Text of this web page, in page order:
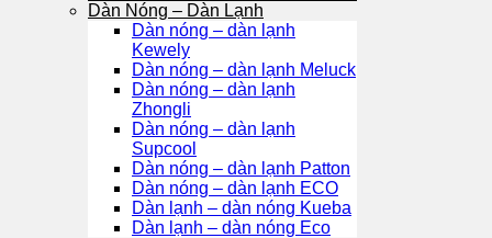
Dàn Nóng – Dàn Lạnh
Dàn nóng – dàn lạnh
Kewely
Dàn nóng – dàn lạnh Meluck
Dàn nóng – dàn lạnh
Zhongli
Dàn nóng – dàn lạnh
Supcool
Dàn nóng – dàn lạnh Patton
Dàn nóng – dàn lạnh ECO
Dàn lạnh – dàn nóng Kueba
Dàn lạnh – dàn nóng Eco